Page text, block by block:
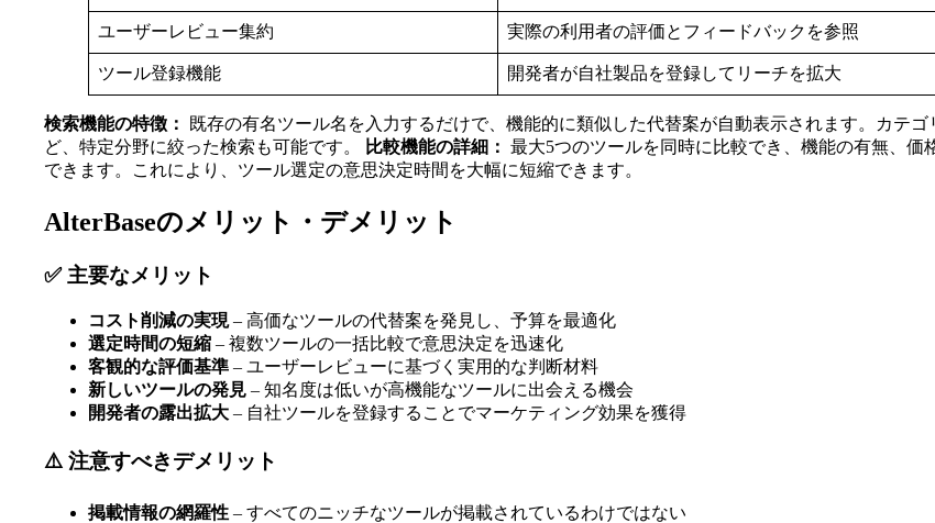
ユーザーレビュー集約 実際の利用者の評価とフィードバックを参照
ツール登録機能 開発者が自社製品を登録してリーチを拡大
検索機能の特徴：
既存の有名ツール名を入力するだけで、機能的に類似した代替案が自動表示されます。カテ
ど、特定分野に絞った検索も可能です。
比較機能の詳細： 最大5つのツールを同時に比較でき、機能の有無、
できます。これにより、ツール選定の意思決定時間を大幅に短縮できます。
AlterBaseのメリット・デメリット
✅ 主要なメリット
コスト削減の実現– 高価なツールの代替案を発見し、予算を最適化
選定時間の短縮 – 複数ツールの一括比較で意思決定を迅速化
客観的な評価基準 – ユーザーレビューに基づく実用的な判断材料
新しいツールの発見 – 知名度は低いが高機能なツールに出会える機会
開発者の露出拡大 – 自社ツールを登録することでマーケティング効果を獲得
⚠️ 注意すべきデメリット
掲載情報の網羅性 – すべてのニッチなツールが掲載されているわけではない